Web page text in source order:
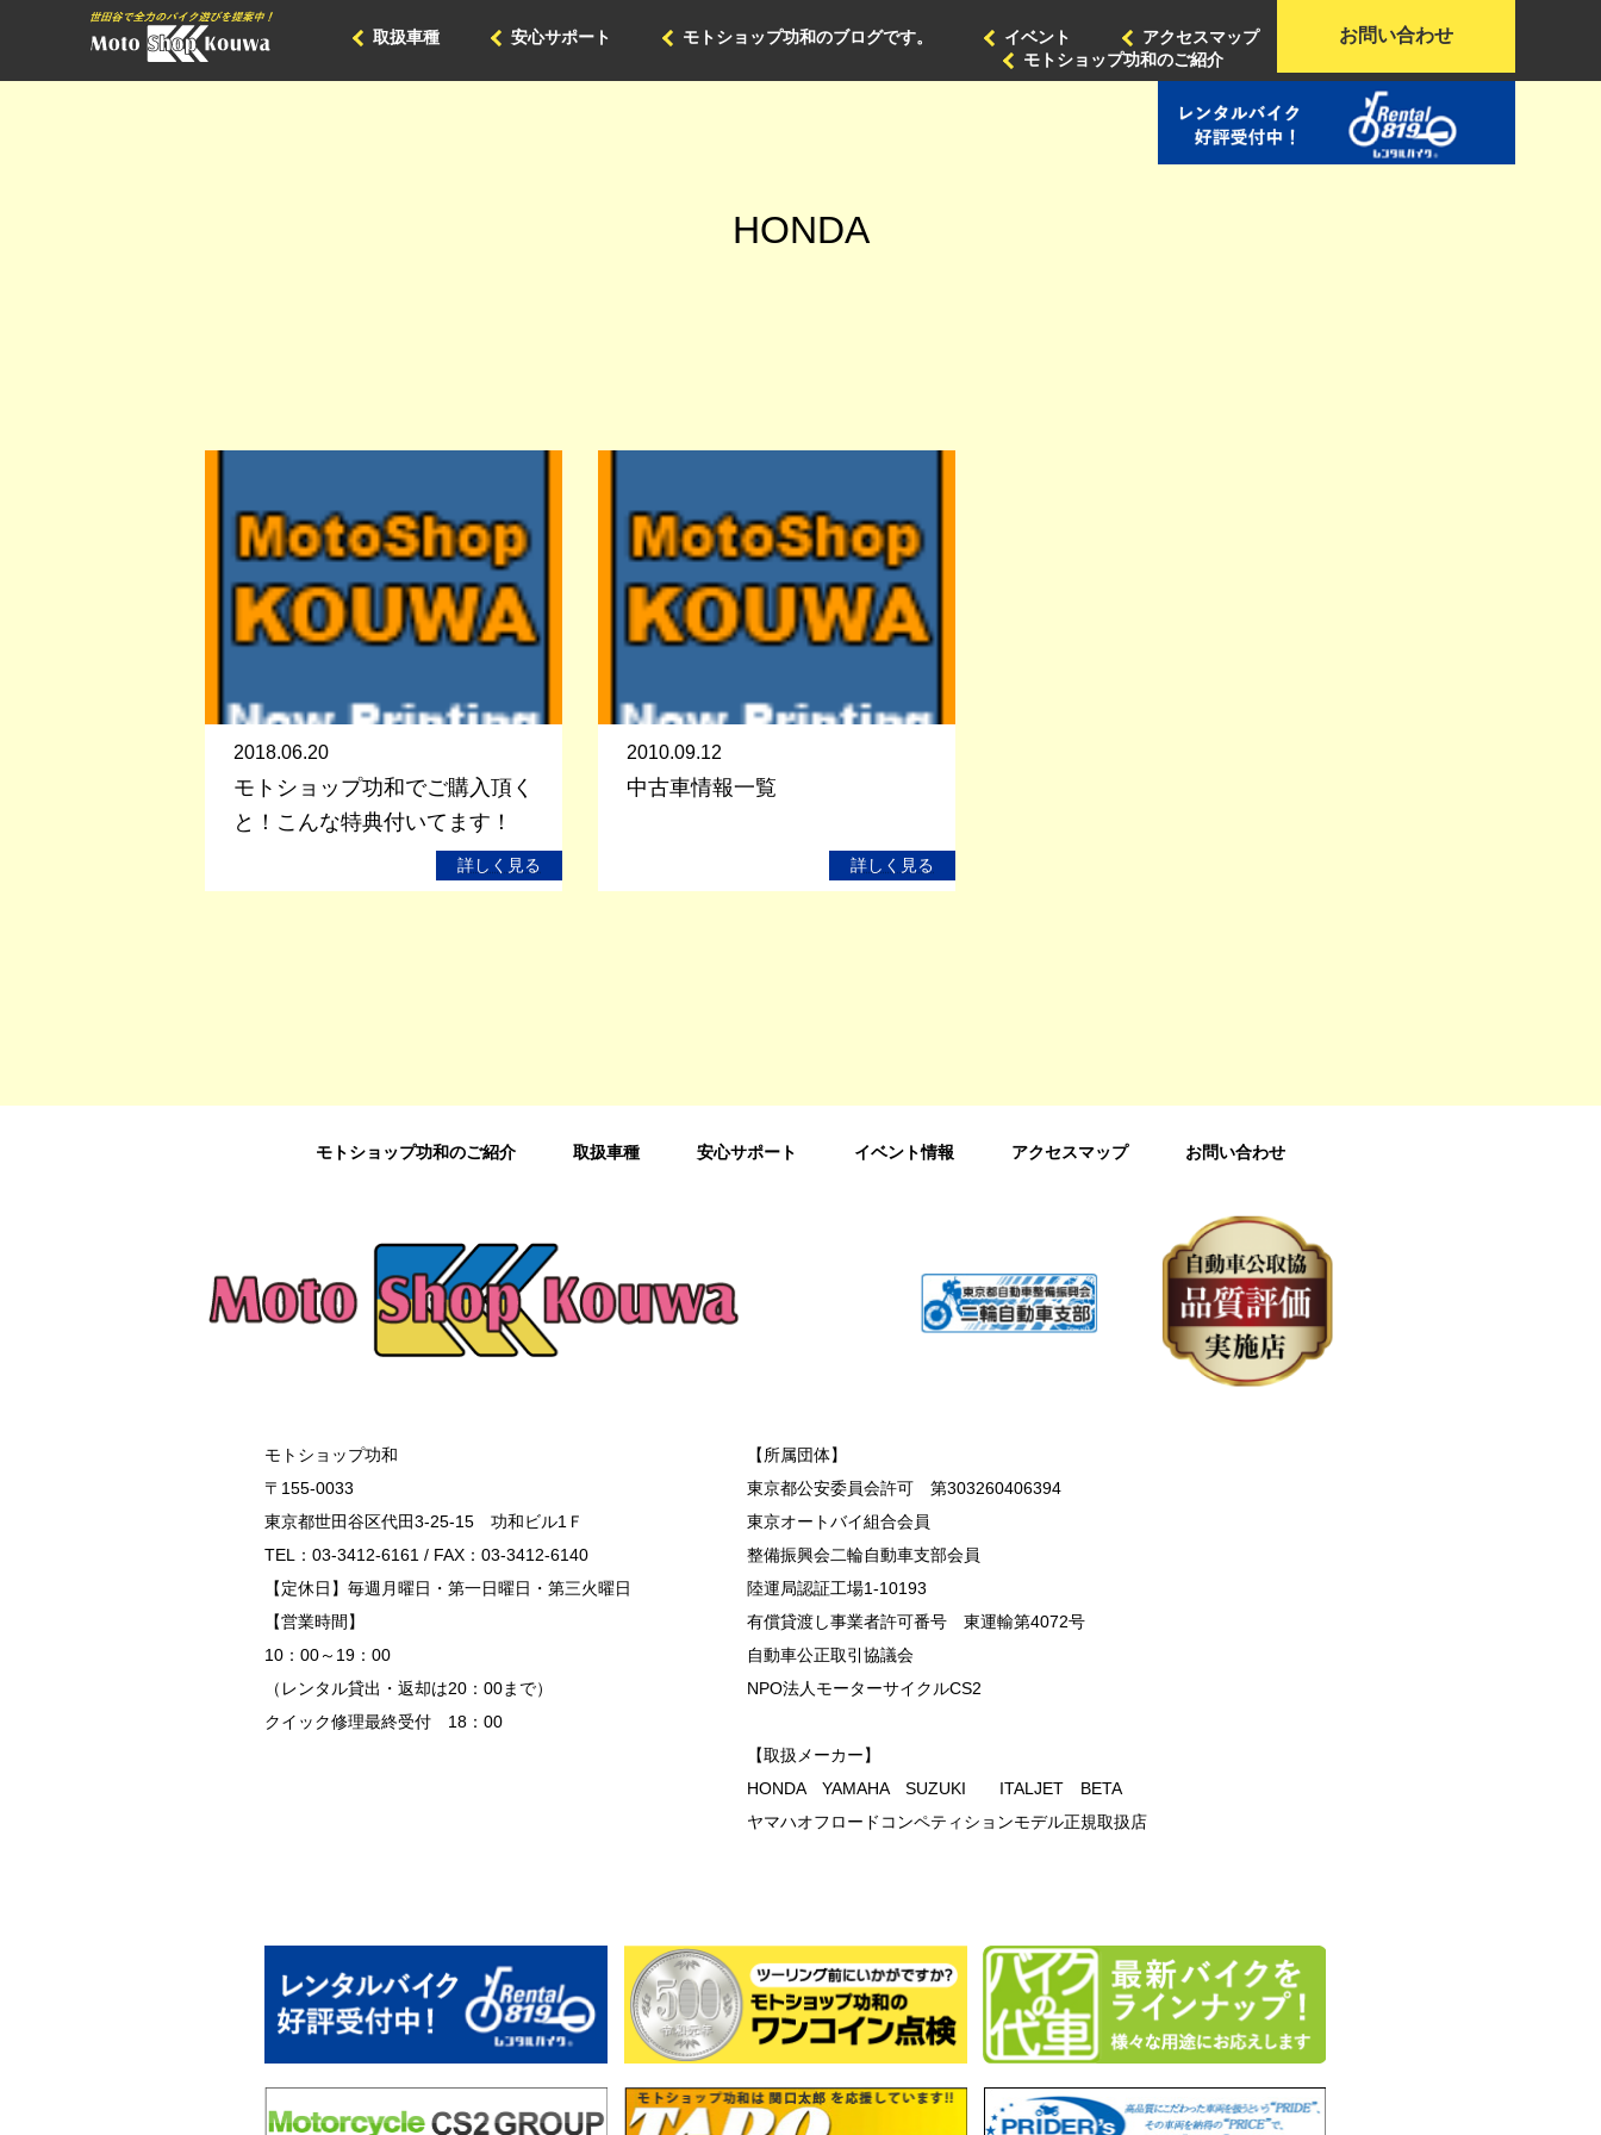
お問い合わせ
アクセスマップ
イベント
モトショップ功和のブログです。
安心サポート
取扱車種
モトショップ功和のご紹介
HONDA
2018.06.20
モトショップ功和でご購入頂く
と！こんな特典付いてます！
詳しく見る
2010.09.12
中古車情報一覧
詳しく見る
モトショップ功和のご紹介 取扱車種 安心サポート イベント情報 アクセスマップ お問い合わせ
モトショップ功和
〒155-0033
東京都世田谷区代田3-25-15 功和ビル1Ｆ
TEL：03-3412-6161 / FAX：03-3412-6140
【定休日】毎週月曜日・第一日曜日・第三火曜日
【営業時間】
10：00～19：00
（レンタル貸出・返却は20：00まで）
クイック修理最終受付 18：00
【所属団体】
東京都公安委員会許可 第303260406394
東京オートバイ組合会員
整備振興会二輪自動車支部会員
陸運局認証工場1-10193
有償貸渡し事業者許可番号 東運輸第4072号
自動車公正取引協議会
NPO法人モーターサイクルCS2
【取扱メーカー】
HONDA YAMAHA SUZUKI ITALJET BETA
ヤマハオフロードコンペティションモデル正規取扱店